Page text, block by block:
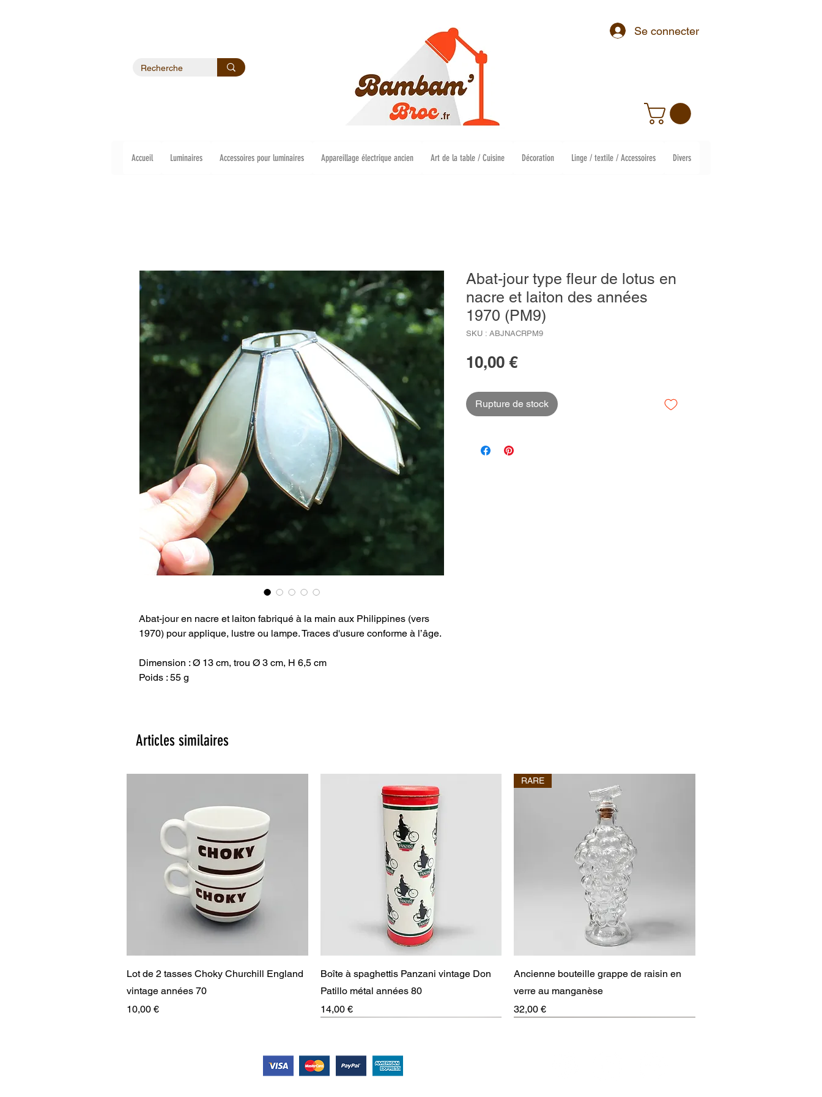
Se connecter
Accueil Luminaires Accessoires pour luminaires Appareillage électrique ancien Art de la table / Cuisine Décoration Linge / textile / Accessoires Divers
Abat-jour en nacre et laiton fabriqué à la main aux Philippines (vers
1970) pour applique, lustre ou lampe. Traces d'usure conforme à l’âge.
Dimension : Ø 13 cm, trou Ø 3 cm, H 6,5 cm
Poids : 55 g
Abat-jour type fleur de lotus en
nacre et laiton des années
1970 (PM9)
SKU : ABJNACRPM9
10,00 €Prix
Rupture de stock
Articles similaires
Aperçu rapide
Lot de 2 tasses Choky Churchill England
vintage années 70
Prix
10,00 €
Aperçu rapide
Boîte à spaghettis Panzani vintage Don
Patillo métal années 80
Prix
14,00 €
Aperçu rapide
RARE
Ancienne bouteille grappe de raisin en
verre au manganèse
Prix
32,00 €